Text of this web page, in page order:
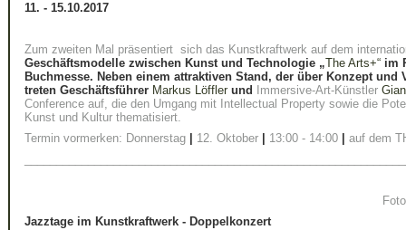
11. - 15.10.2017
Zum zweiten Mal präsentiert sich das Kunstkraftwerk auf dem
Geschäftsmodelle zwischen Kunst und Technologie „The Arts+“ im
Buchmesse. Neben einem attraktiven Stand, der über Konzept und
treten Geschäftsführer Markus Löffler und Immersive-Art-Künstler
Conference auf, die den Umgang mit Intellectual Property sowie die
Kunst und Kultur thematisiert.
Termin vormerken: Donnerstag
12. Oktober 13:00 - 14:00
auf dem
Jazztage im Kunstkraftwerk - Doppelkonzert